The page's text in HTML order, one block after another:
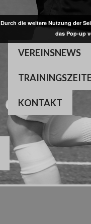
VEREINSNEWS
KONTAKT
Durch die weitere Nutzung der
das Pop-up